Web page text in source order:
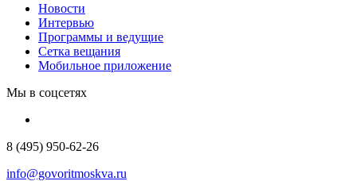
Новости
Интервью
Программы и ведущие
Сетка вещания
Мобильное приложение
Мы в соцсетях
8 (495) 950-62-26
info@govoritmoskva.ru